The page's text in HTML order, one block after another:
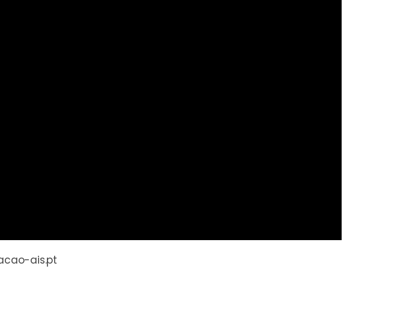
ais.pt